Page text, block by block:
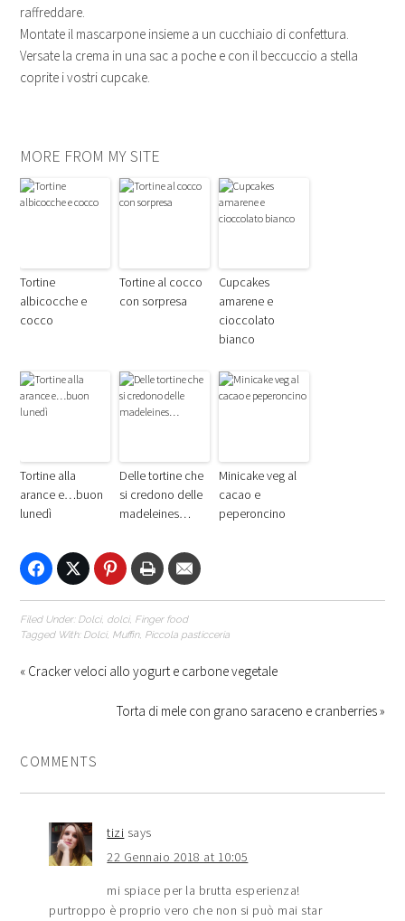
raffreddare.
Montate il mascarpone insieme a un cucchiaio di confettura.
Versate la crema in una sac a poche e con il beccuccio a stella
coprite i vostri cupcake.
MORE FROM MY SITE
Tortine
albicocche e
cocco
Tortine al cocco
con sorpresa
Cupcakes
amarene e
cioccolato
bianco
Tortine alla
arance e…buon
lunedì
Delle tortine che
si credono delle
madeleines…
Minicake veg al
cacao e
peperoncino
Filed Under: Dolci, dolci, Finger food
Tagged With: Dolci, Muffin, Piccola pasticceria
« Cracker veloci allo yogurt e carbone vegetale
Torta di mele con grano saraceno e cranberries »
COMMENTS
tizi says
22 Gennaio 2018 at 10:05
mi spiace per la brutta esperienza!
purtroppo è proprio vero che non si può mai star